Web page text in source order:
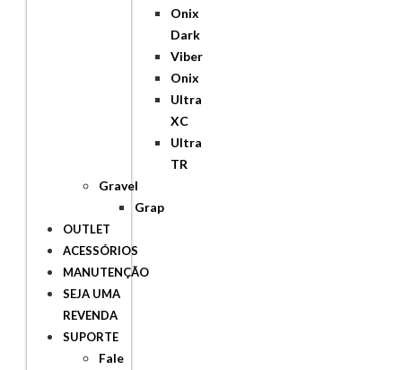
Onix
Dark
Viber
Onix
Ultra
XC
Ultra
TR
Gravel
Grap
OUTLET
ACESSÓRIOS
MANUTENÇÃO
SEJA UMA
REVENDA
SUPORTE
Fale